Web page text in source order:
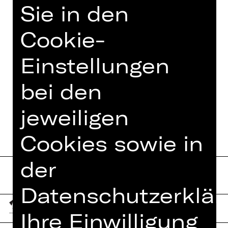
Foto © Jeanette Dietl,
stock.adobe.com
TERMINE UND BESETZUNG
Sie in den
Cookie-
Einstellungen
bei den
jeweiligen
Cookies sowie in
der
Ihre Einwilligung